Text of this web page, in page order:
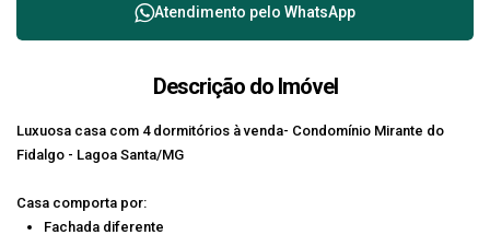
Atendimento pelo WhatsApp
Descrição do Imóvel
Luxuosa casa com 4 dormitórios à venda- Condomínio Mirante do
Fidalgo - Lagoa Santa/MG
Casa comporta por:
Fachada diferente